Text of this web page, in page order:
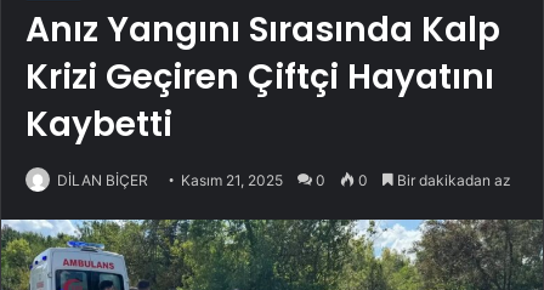
Anız Yangını Sırasında Kalp
Krizi Geçiren Çiftçi Hayatını
Kaybetti
DİLAN BİÇER Kasım 21, 2025 0 0 Bir dakikadan az